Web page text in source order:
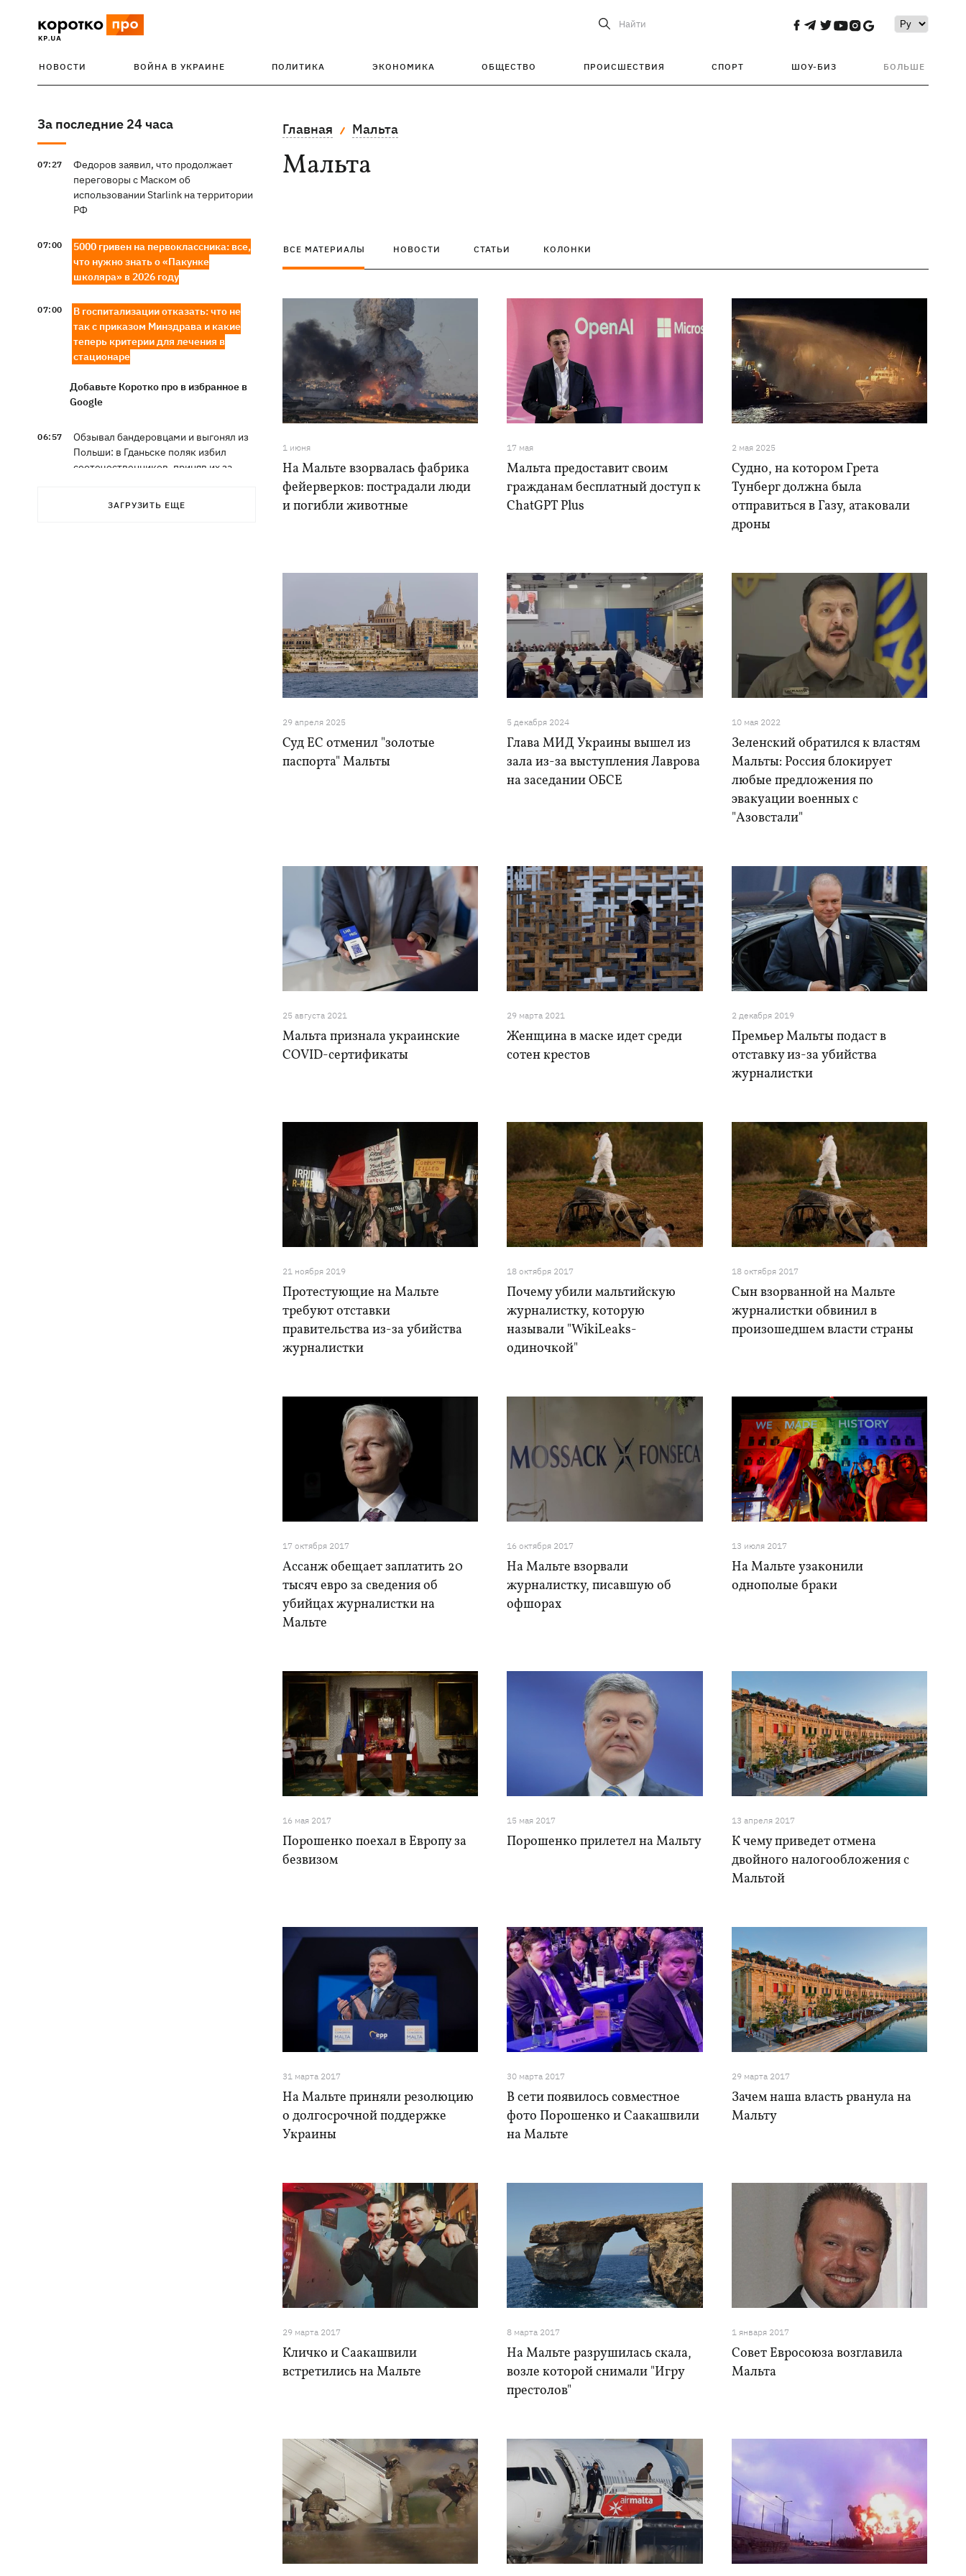
Найти
НОВОСТИ ВОЙНА В УКРАИНЕ ПОЛИТИКА ЭКОНОМИКА ОБЩЕСТВО ПРОИСШЕСТВИЯ СПОРТ ШОУ-БИЗ БОЛЬШЕ
За последние 24 часа
07:27
Федоров заявил, что продолжает
переговоры с Маском об
использовании Starlink на территории
РФ
07:00
5000 гривен на первоклассника: все,
что нужно знать о «Пакунке
школяра» в 2026 году
07:00
В госпитализации отказать: что не
так с приказом Минздрава и какие
теперь критерии для лечения в
стационаре
Добавьте Коротко про в избранное в
Google
06:57
Обзывал бандеровцами и выгонял из
Польши: в Гданьске поляк избил
соотечественников, приняв их за
ЗАГРУЗИТЬ ЕЩЕ
Главная Мальта
Мальта
ВСЕ МАТЕРИАЛЫ НОВОСТИ СТАТЬИ КОЛОНКИ
1 июня
На Мальте взорвалась фабрика
фейерверков: пострадали люди
и погибли животные
17 мая
Мальта предоставит своим
гражданам бесплатный доступ к
ChatGPT Plus
2 мая 2025
Судно, на котором Грета
Тунберг должна была
отправиться в Газу, атаковали
дроны
29 апреля 2025
Суд ЕС отменил "золотые
паспорта" Мальты
5 декабря 2024
Глава МИД Украины вышел из
зала из-за выступления Лаврова
на заседании ОБСЕ
10 мая 2022
Зеленский обратился к властям
Мальты: Россия блокирует
любые предложения по
эвакуации военных с
"Азовстали"
25 августа 2021
Мальта признала украинские
COVID-сертификаты
29 марта 2021
Женщина в маске идет среди
сотен крестов
2 декабря 2019
Премьер Мальты подаст в
отставку из-за убийства
журналистки
21 ноября 2019
Протестующие на Мальте
требуют отставки
правительства из-за убийства
журналистки
18 октября 2017
Почему убили мальтийскую
журналистку, которую
называли "WikiLeaks-
одиночкой"
18 октября 2017
Сын взорванной на Мальте
журналистки обвинил в
произошедшем власти страны
17 октября 2017
Ассанж обещает заплатить 20
тысяч евро за сведения об
убийцах журналистки на
Мальте
16 октября 2017
На Мальте взорвали
журналистку, писавшую об
офшорах
13 июля 2017
На Мальте узаконили
однополые браки
16 мая 2017
Порошенко поехал в Европу за
безвизом
15 мая 2017
Порошенко прилетел на Мальту
13 апреля 2017
К чему приведет отмена
двойного налогообложения с
Мальтой
31 марта 2017
На Мальте приняли резолюцию
о долгосрочной поддержке
Украины
30 марта 2017
В сети появилось совместное
фото Порошенко и Саакашвили
на Мальте
29 марта 2017
Зачем наша власть рванула на
Мальту
29 марта 2017
Кличко и Саакашвили
встретились на Мальте
8 марта 2017
На Мальте разрушилась скала,
возле которой снимали "Игру
престолов"
1 января 2017
Совет Евросоюза возглавила
Мальта